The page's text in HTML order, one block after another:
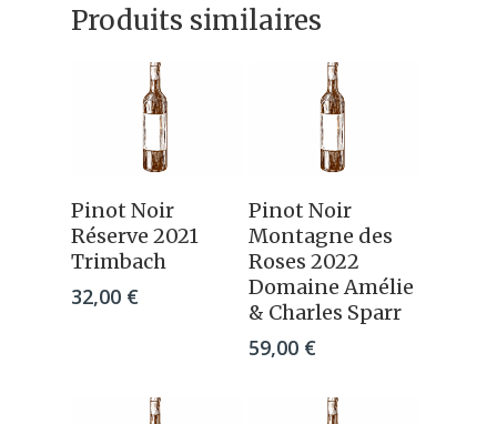
Weinbach
Produits similaires
Ajouter Au
Panier
Pinot Noir
Réserve 2021
Trimbach
32,00 €
Ajouter Au
Pinot Noir
Montagne des
Roses 2022
Domaine Amélie
& Charles Sparr
59,00 €